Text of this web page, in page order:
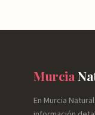
Murcia
En Murcia